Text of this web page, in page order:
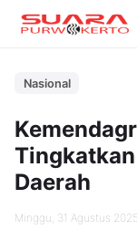
Nasional
Daerah
Minggu, 31 Agustus